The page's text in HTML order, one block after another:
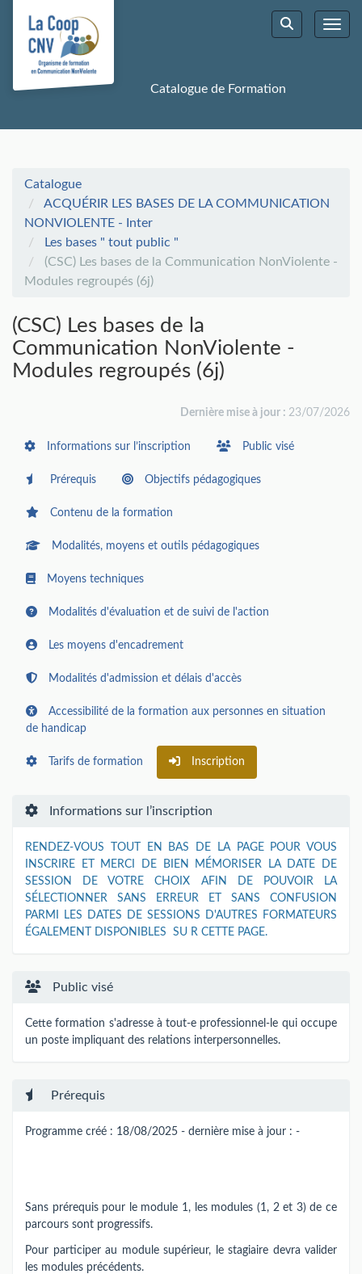
Aller au menu principal
Aller au contenu principal
Personnaliser l'interface
Rechercher
Catalogue de Formation
Catalogue
ACQUÉRIR LES BASES DE LA COMMUNICATION
NONVIOLENTE - Inter
Les bases " tout public "
(CSC) Les bases de la Communication NonViolente -
Modules regroupés (6j)
(CSC) Les bases de la
Communication NonViolente -
Modules regroupés (6j)
Dernière mise à jour : 23/07/2026
Informations sur l’inscription Public visé
Prérequis Objectifs pédagogiques
Contenu de la formation
Modalités, moyens et outils pédagogiques
Moyens techniques
Modalités d'évaluation et de suivi de l'action
Les moyens d'encadrement
Modalités d'admission et délais d'accès
Accessibilité de la formation aux personnes en situation
de handicap
Tarifs de formation Inscription
Informations sur l’inscription
RENDEZ-VOUS TOUT EN BAS DE LA PAGE POUR VOUS
INSCRIRE ET MERCI DE BIEN MÉMORISER LA DATE DE
SESSION DE VOTRE CHOIX AFIN DE POUVOIR LA
SÉLECTIONNER SANS ERREUR ET SANS CONFUSION
PARMI LES DATES DE SESSIONS D'AUTRES FORMATEURS
ÉGALEMENT DISPONIBLES SU R CETTE PAGE.
Public visé
Cette formation s'adresse à tout-e professionnel-le qui occupe
un poste impliquant des relations interpersonnelles.
Prérequis
Programme créé : 18/08/2025 - dernière mise à jour : -
Sans prérequis pour le module 1, les modules (1, 2 et 3) de ce
parcours sont progressifs.
Pour participer au module supérieur, le stagiaire devra valider
les modules précédents.